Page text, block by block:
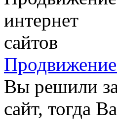
Продвижение
Вы решили
сайт, тогда